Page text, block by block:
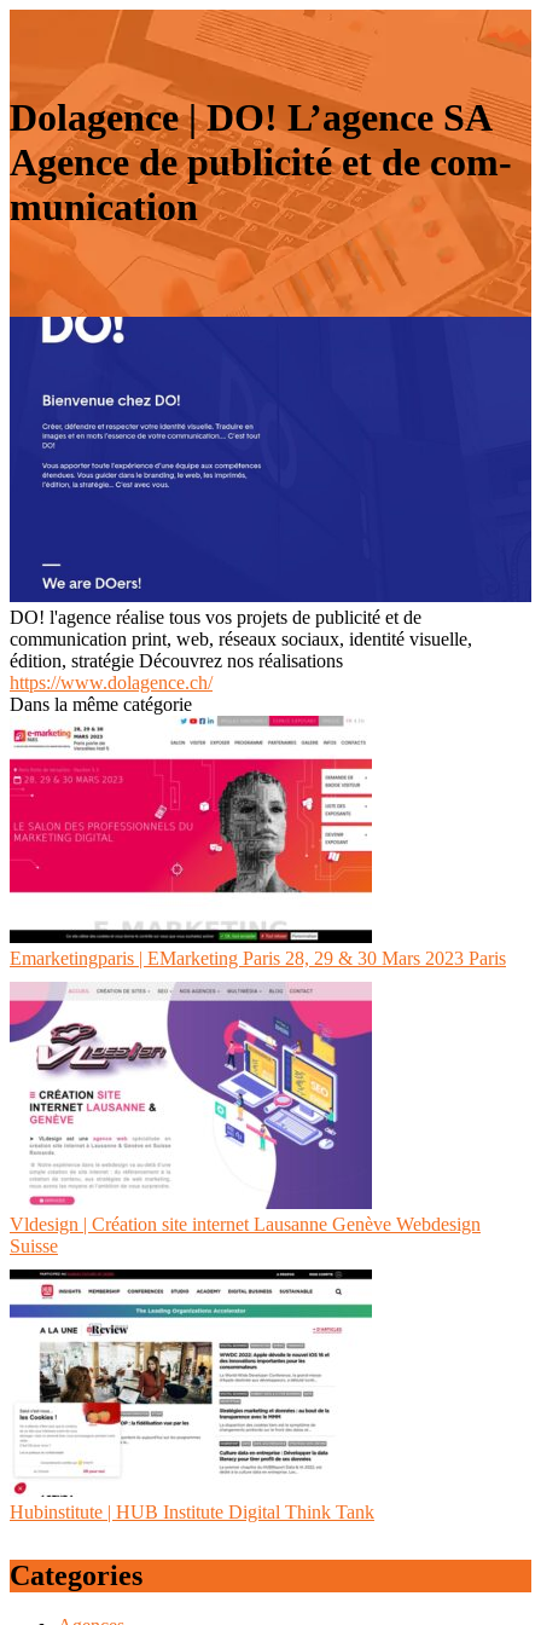
Dolagence | DO! L’agence SA
Agence de publicité et de com­
munica­tion
DO! l'agence réalise tous vos projets de publicité et de
communication print, web, réseaux sociaux, identité visuelle,
édition, stratégie Découvrez nos réalisations
https://www.dolagence.ch/
Dans la même catégorie
Emar­ketingpa­ris | EMarketing Paris 28, 29 & 30 Mars 2023 Paris
Vldesign | Création site internet Lausanne Genève Webdesign
Suisse
Hubinstitu­te | HUB Institute Digital Think Tank
Categories